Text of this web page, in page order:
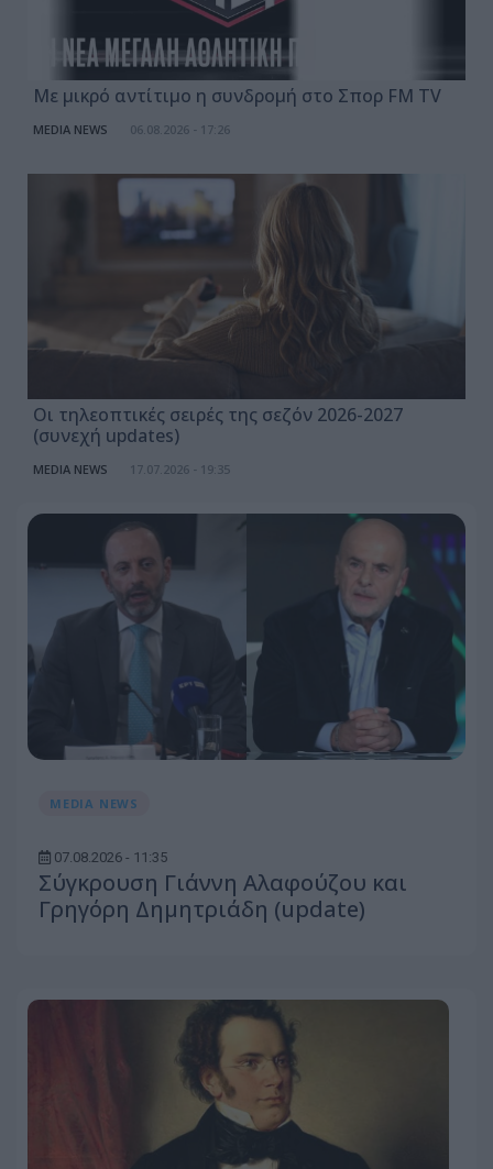
Με μικρό αντίτιμο η συνδρομή στο Σπορ FM TV
MEDIA NEWS 06.08.2026 - 17:26
Οι τηλεοπτικές σειρές της σεζόν 2026-2027
(συνεχή updates)
MEDIA NEWS 17.07.2026 - 19:35
MEDIA NEWS
07.08.2026 - 11:35
Σύγκρουση Γιάννη Αλαφούζου και
Γρηγόρη Δημητριάδη (update)